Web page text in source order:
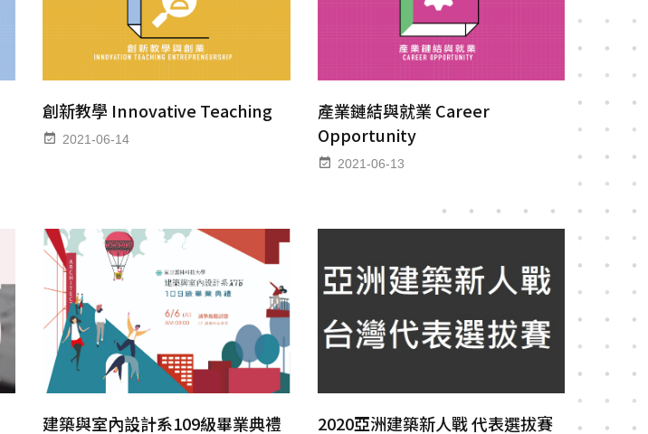
創新教學 Innovative Teaching
2021-06-14
產業鏈結與就業 Career
Opportunity
2021-06-13
建築與室內設計系109級畢業典禮 2020亞洲建築新人戰 代表選拔賽